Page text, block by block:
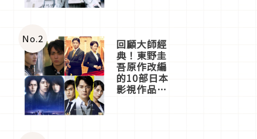
體驗
No.2 回顧大師經
典！東野圭
吾原作改編
的10部日本
影視作品推